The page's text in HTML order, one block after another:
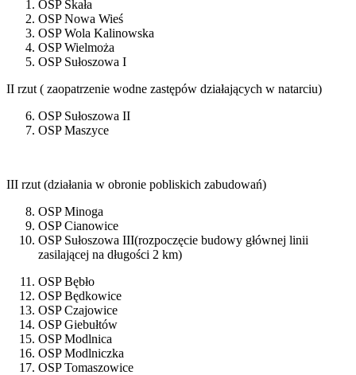
OSP Skała
OSP Nowa Wieś
OSP Wola Kalinowska
OSP Wielmoża
OSP Sułoszowa I
II rzut ( zaopatrzenie wodne zastępów działających w natarciu)
OSP Sułoszowa II
OSP Maszyce
III rzut (działania w obronie pobliskich zabudowań)
OSP Minoga
OSP Cianowice
OSP Sułoszowa III(rozpoczęcie budowy głównej linii
zasilającej na długości 2 km)
OSP Bębło
OSP Będkowice
OSP Czajowice
OSP Giebułtów
OSP Modlnica
OSP Modlniczka
OSP Tomaszowice